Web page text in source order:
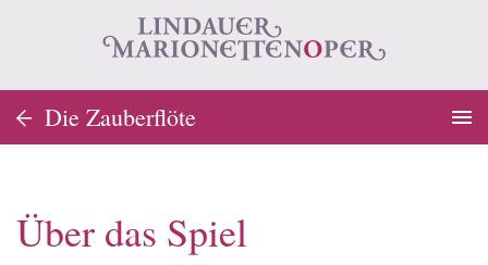
Die Zauberflöte
Über das Spiel